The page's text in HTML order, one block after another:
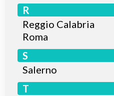
R
Reggio Calabria
Roma
S
Salerno
T